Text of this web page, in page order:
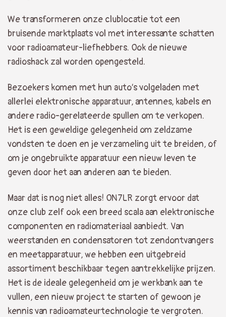
We transformeren onze clublocatie tot een
bruisende marktplaats vol met interessante schatten
voor radioamateur-liefhebbers. Ook de nieuwe
radioshack zal worden opengesteld.
Bezoekers komen met hun auto’s volgeladen met
allerlei elektronische apparatuur, antennes, kabels en
andere radio-gerelateerde spullen om te verkopen.
Het is een geweldige gelegenheid om zeldzame
vondsten te doen en je verzameling uit te breiden, of
om je ongebruikte apparatuur een nieuw leven te
geven door het aan anderen aan te bieden.
Maar dat is nog niet alles! ON7LR zorgt ervoor dat
onze club zelf ook een breed scala aan elektronische
componenten en radiomateriaal aanbiedt. Van
weerstanden en condensatoren tot zendontvangers
en meetapparatuur, we hebben een uitgebreid
assortiment beschikbaar tegen aantrekkelijke prijzen.
Het is de ideale gelegenheid om je werkbank aan te
vullen, een nieuw project te starten of gewoon je
kennis van radioamateurtechnologie te vergroten.